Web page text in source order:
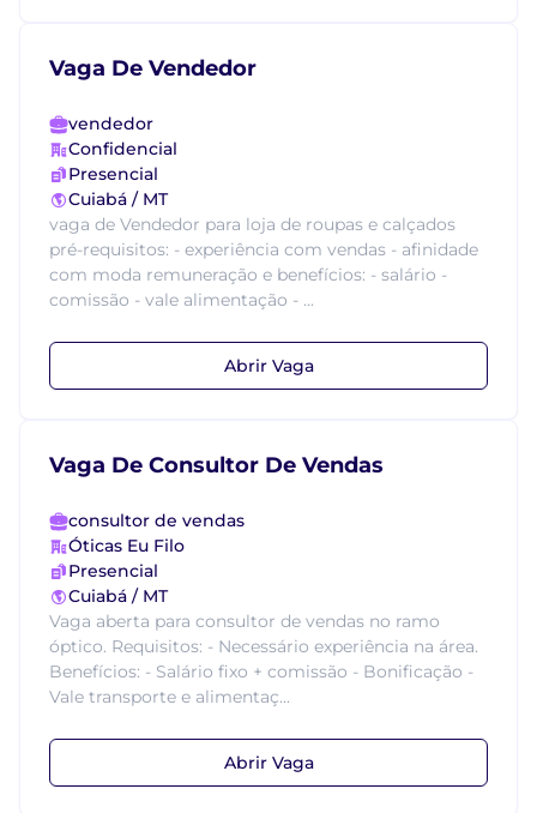
Vaga De Vendedor
vendedor
Confidencial
Presencial
Cuiabá / MT
vaga de Vendedor para loja de roupas e calçados
pré-requisitos: - experiência com vendas - afinidade
com moda remuneração e benefícios: - salário -
comissão - vale alimentação - ...
Abrir Vaga
Vaga De Consultor De Vendas
consultor de vendas
Óticas Eu Filo
Presencial
Cuiabá / MT
Vaga aberta para consultor de vendas no ramo
óptico. Requisitos: - Necessário experiência na área.
Benefícios: - Salário fixo + comissão - Bonificação -
Vale transporte e alimentaç...
Abrir Vaga